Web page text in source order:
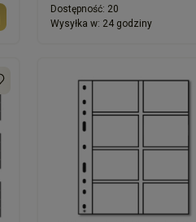
Dostępność: 20
Wysyłka w: 24 godziny